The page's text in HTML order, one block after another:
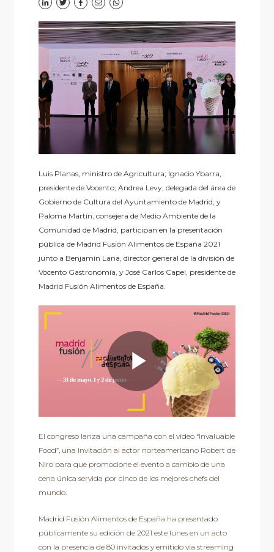
Luis Planas, ministro de Agricultura; Ignacio Ybarra,
presidente de Vocento; Andrea Levy, delegada del área de
Gobierno de Cultura del Ayuntamiento de Madrid, y
Paloma Martín, consejera de Medio Ambiente de la
Comunidad de Madrid, participan en la presentación
pública de Madrid Fusión Alimentos de España 2021
junto a Benjamín Lana, director general de la división de
Vocento Gastronomía, y José Carlos Capel, presidente de
Madrid Fusión Alimentos de España.
Play
Video
El congreso lanza una campaña con el vídeo “Invaluable
Food”, una invitación al actor norteamericano Robert de
Niro para que promocione el evento a cambio de una
cena única servida por cinco de los mejores chefs del
mundo.
Madrid Fusión Alimentos de España ha presentado
públicamente su edición de 2021 este lunes en un acto
con la presencia de 80 invitados y emitido vía streaming